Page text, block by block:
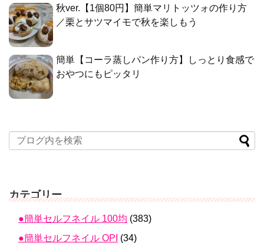
秋ver.【1個80円】簡単マリトッツォの作り方
／栗とサツマイモで秋を楽しもう
簡単【コーラ蒸しパン作り方】しっとり食感で
おやつにもピッタリ
カテゴリー
●簡単セルフネイル 100均 (383)
●簡単セルフネイル OPI (34)